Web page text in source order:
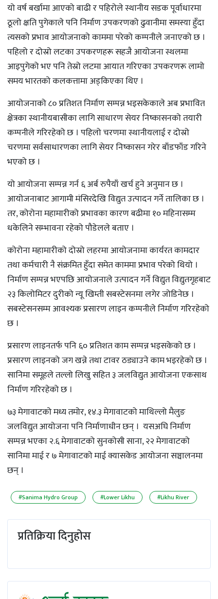
यो वर्ष बर्खामा आएको बाढी र पहिरोले स्थानीय सडक पूर्वाधारमा
ठूलो क्षति पुगेकाले पनि निर्माण उपकरणको ढुवानीमा समस्या हुँदा
त्यसको प्रभाव आयोजनाको काममा परेको कम्पनीले जनाएको छ ।
पहिलो र दोस्रो लटका उपकरणहरू सहजै आयोजना स्थलमा
आइपुगेको भए पनि तेस्रो लटमा आयात गरिएका उपकरणरू लामो
समय भारतको कलकत्तामा अड्किएका थिए ।
आयोजनाको ८० प्रतिशत निर्माण सम्पन्न भइसकेकाले अब प्रभावित
क्षेत्रका स्थानीयबासीका लागि साधारण सेयर निष्कासनको तयारी
कम्पनीले गरिरहेको छ । पहिलो चरणमा स्थानीयलाई र दोस्रो
चरणमा सर्वसाधारणका लागि सेयर निष्कासन गरेर बाँडफाँड गरिने
भएको छ ।
यो आयोजना सम्पन्न गर्न ६ अर्ब रुपैयाँ खर्च हुने अनुमान छ ।
आयोजनाबाट आगामी मंसिरदेखि विद्युत उत्पादन गर्ने तालिका छ ।
तर, कोरोना महामारीको प्रभावका कारण बढीमा १० महिनासम्म
धकेलिने सम्भावना रहेको पौडेलले बताए ।
कोरोना महामारीको दोस्रो लहरमा आयोजनामा कार्यरत कामदार
तथा कर्मचारी नै संक्रमित हुँदा समेत काममा प्रभाव परेको थियो ।
निर्माण सम्पन्न भएपछि आयोजनाले उत्पादन गर्ने विद्युत विद्युतगृहबाट
२३ किलोमिटर दुरीको न्यू खिम्ती सबस्टेसनमा लगेर जोडिनेछ ।
सबस्टेसनसम्म आवश्यक प्रसारण लाइन कम्पनीले निर्माण गरिरहेको
छ ।
प्रसारण लाइनतर्फ पनि ६० प्रतिशत काम सम्पन्न भइसकेको छ ।
प्रसारण लाइनको जग खन्ने तथा टावर ठड्याउने काम भइरहेको छ ।
सानिमा समूहले तल्लो लिखु सहित ३ जलविद्युत आयोजना एकसाथ
निर्माण गरिरहेको छ ।
७३ मेगावाटको मध्य तमोर, १४.३ मेगावाटको माथिल्लो मैलुङ
जलविद्युत आयोजना पनि निर्माणाधीन छन् । यसअघि निर्माण
सम्पन्न भएका २.६ मेगावाटको सुनकोसी साना, २२ मेगावाटको
सानिमा माई र ७ मेगावाटको माई क्यासकेड आयोजना सञ्चालनमा
छन् ।
#Sanima Hydro Group #Lower Likhu #Likhu River
प्रतिक्रिया दिनुहोस